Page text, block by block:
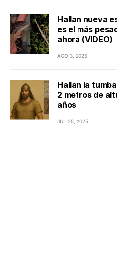
Hallan nueva
es el más
ahora (VIDEO)
AGO 3, 2025
Hallan la
2 metros de
años
JUL 25, 2025